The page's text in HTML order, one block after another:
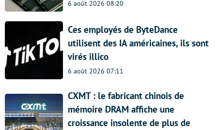
6 août 2026 08:20
Ces employés de ByteDance
utilisent des IA américaines, ils sont
virés illico
6 août 2026 07:11
CXMT : le fabricant chinois de
mémoire DRAM affiche une
croissance insolente de plus de